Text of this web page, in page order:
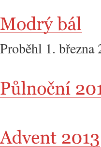
Proběhl 1. března